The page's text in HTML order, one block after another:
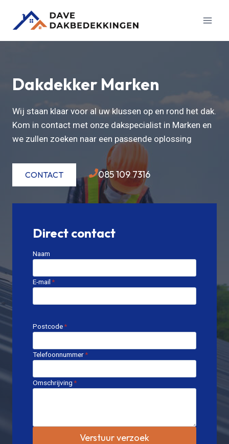
Dakdekker Marken
Wij staan klaar voor al uw klussen op en rond het dak.
Kom in contact met onze dakspecialist in Marken en
we zullen zoeken naar een passende oplossing
CONTACT 085 109 7316
Direct contact
Naam
E-mail*
Postcode*
Telefoonnummer*
Omschrijving*
Verstuur verzoek